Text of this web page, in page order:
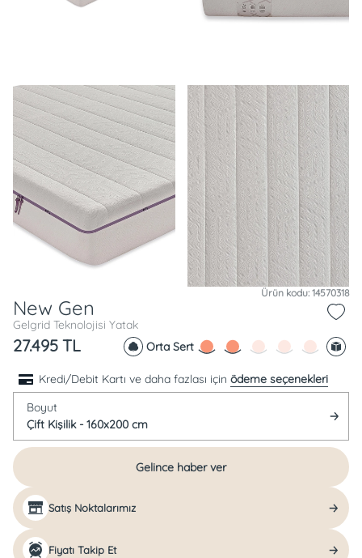
Ürün kodu: 14570318
New Gen
Gelgrid Teknolojisi Yatak
27.495 TL Orta Sert
Kredi/Debit Kartı ve daha fazlası için ödeme seçenekleri
Boyut
Çift Kişilik - 160x200 cm
Gelince haber ver
Satış Noktalarımız
Fiyatı Takip Et